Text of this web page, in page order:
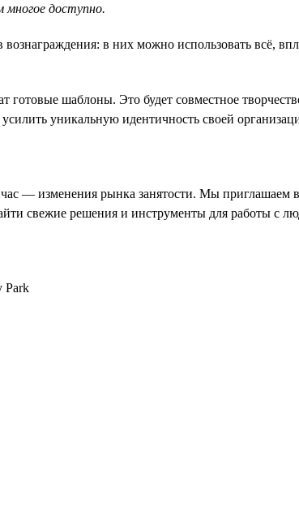
доступно.
в них можно использовать всё,
шаблоны. Это будет совместное
уникальную идентичность своей
— изменения рынка занятости. Мы
свежие решения и инструменты для работы с
Park